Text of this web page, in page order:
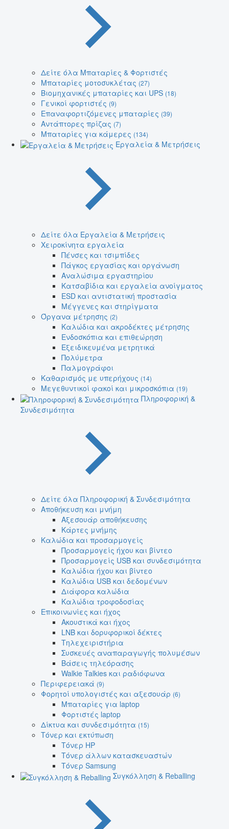
Δείτε όλα Μπαταρίες & Φορτιστές
Μπαταρίες μοτοσυκλέτας (27)
Βιομηχανικές μπαταρίες και UPS (18)
Γενικοί φορτιστές (9)
Επαναφορτιζόμενες μπαταρίες (39)
Αντάπτορες πρίζας (7)
Μπαταρίες για κάμερες (134)
Εργαλεία & Μετρήσεις
Δείτε όλα Εργαλεία & Μετρήσεις
Χειροκίνητα εργαλεία
Πένσες και τσιμπίδες
Πάγκος εργασίας και οργάνωση
Αναλώσιμα εργαστηρίου
Κατσαβίδια και εργαλεία ανοίγματος
ESD και αντιστατική προστασία
Μέγγενες και στηρίγματα
Όργανα μέτρησης (2)
Καλώδια και ακροδέκτες μέτρησης
Ενδοσκόπια και επιθεώρηση
Εξειδικευμένα μετρητικά
Πολύμετρα
Παλμογράφοι
Καθαρισμός με υπερήχους (14)
Μεγεθυντικοί φακοί και μικροσκόπια (19)
Πληροφορική &
Συνδεσιμότητα
Δείτε όλα Πληροφορική & Συνδεσιμότητα
Αποθήκευση και μνήμη
Αξεσουάρ αποθήκευσης
Κάρτες μνήμης
Καλώδια και προσαρμογείς
Προσαρμογείς ήχου και βίντεο
Προσαρμογείς USB και συνδεσιμότητα
Καλώδια ήχου και βίντεο
Καλώδια USB και δεδομένων
Διάφορα καλώδια
Καλώδια τροφοδοσίας
Επικοινωνίες και ήχος
Ακουστικά και ήχος
LNB και δορυφορικοί δέκτες
Τηλεχειριστήρια
Συσκευές αναπαραγωγής πολυμέσων
Βάσεις τηλεόρασης
Walkie Talkies και ραδιόφωνα
Περιφερειακά (9)
Φορητοί υπολογιστές και αξεσουάρ (6)
Μπαταρίες για laptop
Φορτιστές laptop
Δίκτυα και συνδεσιμότητα (15)
Τόνερ και εκτύπωση
Τόνερ HP
Τόνερ άλλων κατασκευαστών
Τόνερ Samsung
Συγκόλληση & Reballing